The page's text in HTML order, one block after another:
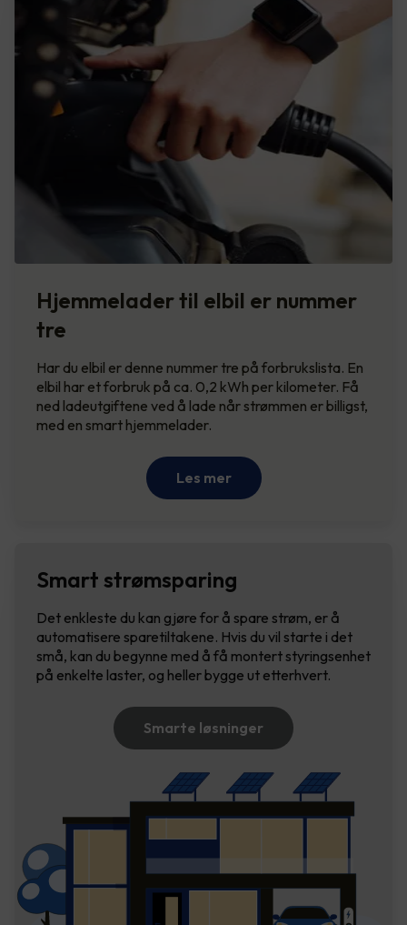
Hjemmelader til elbil er nummer
tre
Har du elbil er denne nummer tre på forbrukslista. En
elbil har et forbruk på ca. 0,2 kWh per kilometer. Få
ned ladeutgiftene ved å lade når strømmen er billigst,
med en smart hjemmelader.
Les mer
Smart strømsparing
Det enkleste du kan gjøre for å spare strøm, er å
automatisere sparetiltakene. Hvis du vil starte i det
små, kan du begynne med å få montert styringsenhet
på enkelte laster, og heller bygge ut etterhvert.
Smarte løsninger